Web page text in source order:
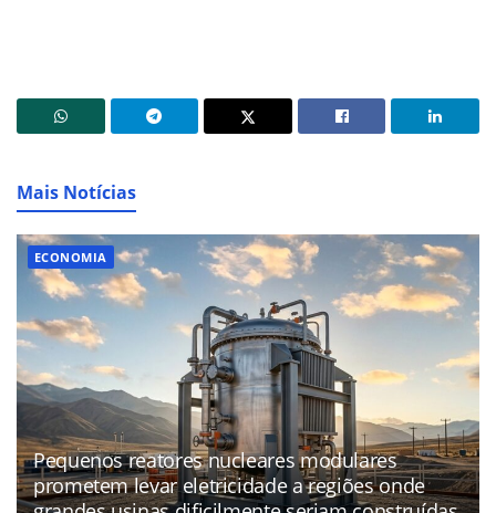
Mais Notícias
ECONOMIA
Pequenos reatores nucleares modulares
prometem levar eletricidade a regiões onde